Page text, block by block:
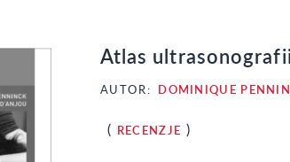
Atlas
AUTOR: DOMINIQUE
( RECENZJE )